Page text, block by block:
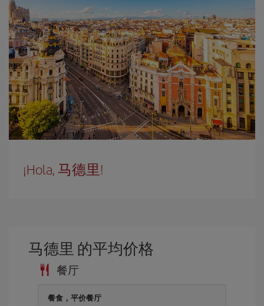
¡Hola, 马德里!
马德里 的平均价格
餐厅
餐食，平价餐厅